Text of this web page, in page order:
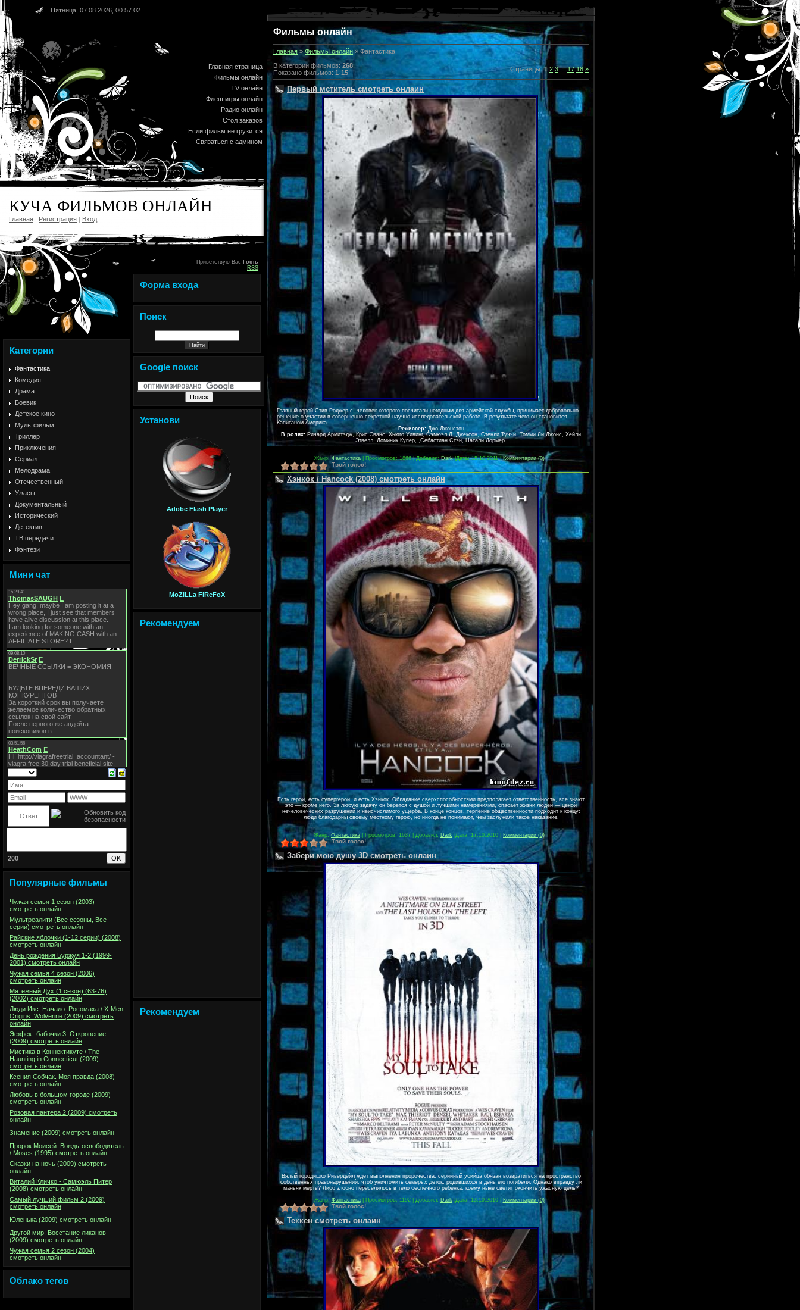
Пятница, 07.08.2026, 00.57.02
Главная страница
Фильмы онлайн
TV онлайн
Флеш игры онлайн
Радио онлайн
Стол заказов
Если фильм не грузится
Связаться с админом
КУЧА ФИЛЬМОВ ОНЛАЙН
Главная | Регистрация | Вход
Приветствую Вас Гость
RSS
Категории
Фантастика
Комедия
Драма
Боевик
Детское кино
Мультфильм
Триллер
Приключения
Сериал
Мелодрама
Отечественный
Ужасы
Документальный
Исторический
Детектив
ТВ передачи
Фэнтези
Мини чат
200
Популярные фильмы
Чужая семья 1 сезон (2003)
смотреть онлайн
Мультреалити (Все сезоны, Все
серии) смотреть онлайн
Райские яблочки (1-12 серии) (2008)
смотреть онлайн
День рождения Буржуя 1-2 (1999-
2001) смотреть онлайн
Чужая семья 4 сезон (2006)
смотреть онлайн
Мятежный Дух (1 сезон) (63-76)
(2002) смотреть онлайн
Люди Икс: Начало. Росомаха / X-Men
Origins: Wolverine (2009) смотреть
онлайн
Эффект бабочки 3: Откровение
(2009) смотреть онлайн
Мистика в Коннектикуте / The
Haunting in Connecticut (2009)
смотреть онлайн
Ксения Собчак. Моя правда (2008)
смотреть онлайн
Любовь в большом городе (2009)
смотреть онлайн
Розовая пантера 2 (2009) смотреть
онлайн
Знамение (2009) смотреть онлайн
Пророк Моисей: Вождь-освободитель
/ Moses (1995) смотреть онлайн
Сказки на ночь (2009) смотреть
онлайн
Виталий Кличко - Самюэль Питер
(2008) смотреть онлайн
Самый лучший фильм 2 (2009)
смотреть онлайн
Юленька (2009) смотреть онлайн
Другой мир: Восстание ликанов
(2009) смотреть онлайн
Чужая семья 2 сезон (2004)
смотреть онлайн
Облако тегов
Форма входа
Поиск
Google поиск
Установи
Adobe Flash Player
MoZiLLa FiReFoX
Рекомендуем
Рекомендуем
Фильмы онлайн
Главная »Фильмы онлайн » Фантастика
В категории фильмов: 268
Показано фильмов: 1-15 Страницы:1 2 3 ... 17 18 »
Первый мститель смотреть онлаин
\
Главный герой Стив Роджер-с, человек которого посчитали негодным для армейской службы, принимает добровольно
решение о участии в совершенно секретной научно-исследовательской работе. В результате чего он становится
Капитаном Америка.
Режиссер:Джо Джонстон
В ролях: Ричард Армитэдж, Крис Эванс, Хьюго Уивинг, Сэмюэл Л. Джексон, Стенли Туччи, Томми Ли Джонс, Хейли
Этвелл, Доминик Купер, ,Себастиан Стэн, Натали Дормер.
Жанр: Фантастика | Просмотров: 1866 | Добавил:Dark|Дата:15.10.2011|Комментарии (0)
Твой голос!
Хэнкок / Hancock (2008) смотреть онлайн
Есть герои, есть супергерои, и есть Хэнкок. Обладание сверхспособностями предполагает ответственность, все знают
это — кроме него. За любую задачу он берётся с душой и лучшими намерениями, спасает жизни людей — ценой
нечеловеческих разрушений и неисчислимого ущерба. В конце концов, терпение общественности подходит к концу:
люди благодарны своему местному герою, но иногда не понимают, чем заслужили такое наказание.
Жанр: Фантастика | Просмотров: 1637 | Добавил: Dark Дата: 17.10.2010 Комментарии (0)
Твой голос!
Забери мою душу 3D смотреть онлаин
Вялый городишко Ривердейл ждет выполнения пророчества: серийный убийца обязан возвратиться на пространство
собственных правонарушений, чтоб уничтожить семерых деток, родившихся в день его погибели. Однако вправду ли
маньяк мертв? Либо злобно переселилось в тело беспечного ребенка, коему ныне светит окончить ужасную цель?
Жанр: Фантастика | Просмотров: 1192 | Добавил: Dark| Дата: 13.10.2010 Комментарии (0)
Твой голос!
Теккен смотреть онлаин